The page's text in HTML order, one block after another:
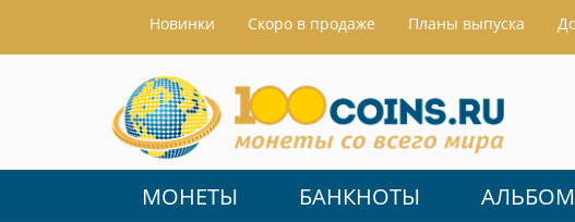
Hовинки Скоро в продаже Планы выпуска
МОНЕТЫ БАНКНОТЫ